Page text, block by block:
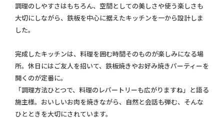
調理のしやすさはもちろん、空間としての美しさや使う楽しさも
大切にしながら、鉄板を中心に据えたキッチンを一から設計しま
した。
完成したキッチンは、料理を囲む時間そのものが楽しみになる場
所。休日にはご友人を招いて、鉄板焼きやお好み焼きパーティーを
開くのが定番に。
「調理方法ひとつで、料理のレパートリーも広がりますね」と語る
施主様。おいしいお肉を焼きながら、自然と会話も弾む、そんな
ひとときを大切にされています。